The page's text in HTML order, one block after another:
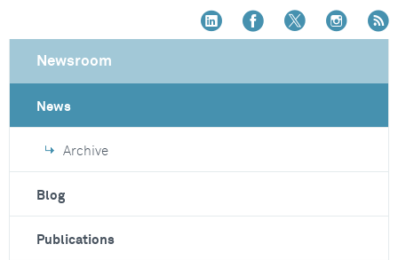
Newsroom
News
Archive
Blog
Publications